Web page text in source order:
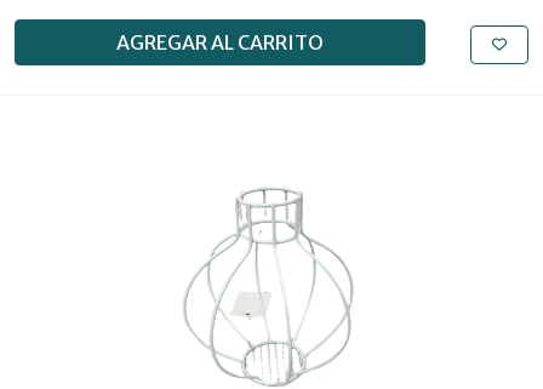
AGREGAR AL CARRITO